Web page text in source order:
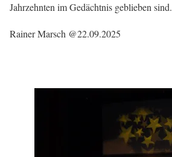
Jahrzehnten im Gedächtnis geblieben sind.
Rainer Marsch @22.09.2025